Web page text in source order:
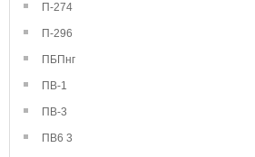
П-274
П-296
ПБПнг
ПВ-1
ПВ-3
ПВ6 3